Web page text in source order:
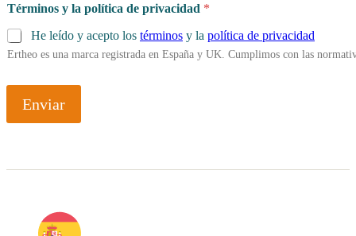
Términos y la política de privacidad *
He leído y acepto los términos y la política de privacidad
Ertheo es una marca registrada en España y UK. Cumplimos con las
Enviar